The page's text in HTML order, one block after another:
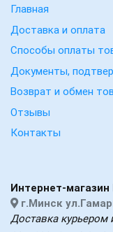
Главная
Доставка и оплата
Способы оплаты
Документы,
Возврат и обмен
Отзывы
Контакты
Интернет-
г.Минск
Доставка курьером